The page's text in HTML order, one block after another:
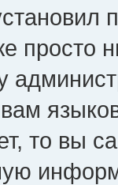
просто
то вы